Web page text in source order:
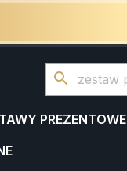
search
PREZENTOWE